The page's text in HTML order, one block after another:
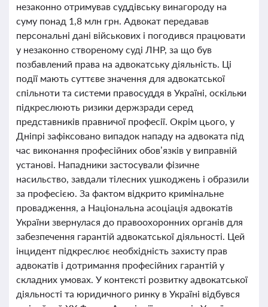
незаконно отримував суддівську винагороду на
суму понад 1,8 млн грн. Адвокат передавав
персональні дані військових і погодився працювати
у незаконно створеному суді ЛНР, за що був
позбавлений права на адвокатську діяльність. Ці
події мають суттєве значення для адвокатської
спільноти та системи правосуддя в Україні, оскільки
підкреслюють ризики держзради серед
представників правничої професії. Окрім цього, у
Дніпрі зафіксовано випадок нападу на адвоката під
час виконання професійних обов’язків у виправній
установі. Нападники застосували фізичне
насильство, завдали тілесних ушкоджень і образили
за професією. За фактом відкрито кримінальне
провадження, а Національна асоціація адвокатів
України звернулася до правоохоронних органів для
забезпечення гарантій адвокатської діяльності. Цей
інцидент підкреслює необхідність захисту прав
адвокатів і дотримання професійних гарантій у
складних умовах. У контексті розвитку адвокатської
діяльності та юридичного ринку в Україні відбувся